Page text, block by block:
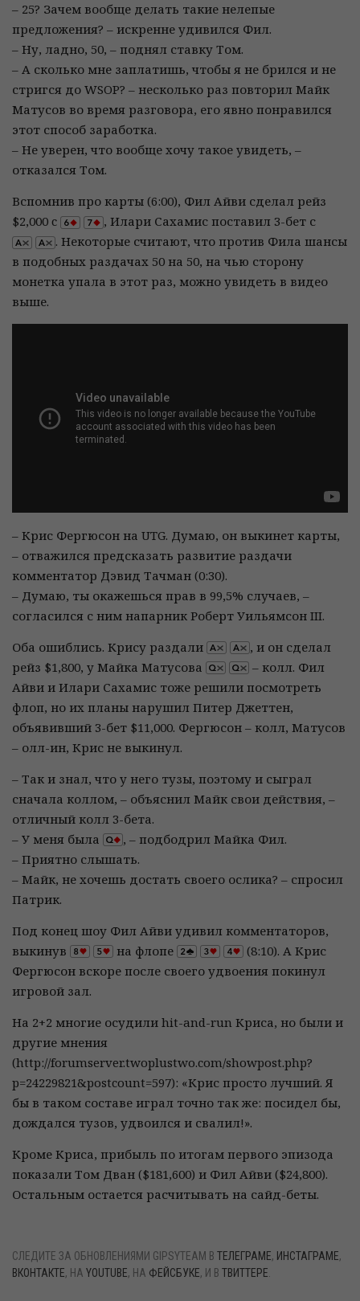
– 25? Зачем вообще делать такие нелепые
предложения? – искренне удивился Фил.
– Ну, ладно, 50, – поднял ставку Том.
– А сколько мне заплатишь, чтобы я не брился и не
стригся до WSOP? – несколько раз повторил Майк
Матусов во время разговора, его явно понравился
этот способ заработка.
– Не уверен, что вообще хочу такое увидеть, –
отказался Том.
Вспомнив про карты (6:00), Фил Айви сделал рейз
$2,000 c
, Илари Сахамис поставил 3-бет с
. Некоторые считают, что против Фила шансы
в подобных раздачах 50 на 50, на чью сторону
монетка упала в этот раз, можно увидеть в видео
выше.
– Крис Фергюсон на UTG. Думаю, он выкинет карты,
– отважился предсказать развитие раздачи
комментатор Дэвид Тачман (0:30).
– Думаю, ты окажешься прав в 99,5% случаев, –
согласился с ним напарник Роберт Уильямсон III.
Оба ошиблись. Крису раздали
, и он сделал
рейз $1,800, у Майка Матусова
– колл. Фил
Айви и Илари Сахамис тоже решили посмотреть
флоп, но их планы нарушил Питер Джеттен,
объявивший 3-бет $11,000. Фергюсон – колл, Матусов
– олл-ин, Крис не выкинул.
– Так и знал, что у него тузы, поэтому и сыграл
сначала коллом, – объяснил Майк свои действия, –
отличный колл 3-бета.
– У меня была
, – подбодрил Майка Фил.
– Приятно слышать.
– Майк, не хочешь достать своего ослика? – спросил
Патрик.
Под конец шоу Фил Айви удивил комментаторов,
выкинув
на флопе
(8:10). А Крис
Фергюсон вскоре после своего удвоения покинул
игровой зал.
На 2+2 многие осудили hit-and-run Криса, но были и
другие мнения
(http://forumserver.twoplustwo.com/showpost.php?
p=24229821&postcount=597): «Крис просто лучший. Я
бы в таком составе играл точно так же: посидел бы,
дождался тузов, удвоился и свалил!».
Кроме Криса, прибыль по итогам первого эпизода
показали Том Дван ($181,600) и Фил Айви ($24,800).
Остальным остается расчитывать на сайд-беты.
СЛЕДИТЕ ЗА ОБНОВЛЕНИЯМИ GIPSYTEAM В ТЕЛЕГРАМЕ, ИНСТАГРАМЕ,
ВКОНТАКТЕ, НА YOUTUBE, НА ФЕЙСБУКЕ, И В ТВИТТЕРЕ